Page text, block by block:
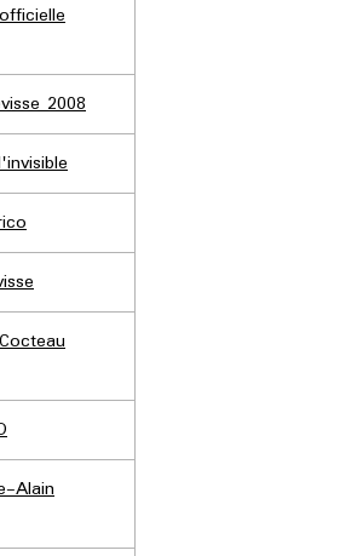
2008
Alain